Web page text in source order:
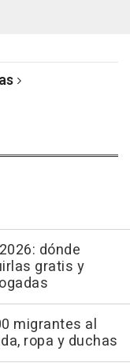
dónde
gratis y
migrantes al
ropa y duchas